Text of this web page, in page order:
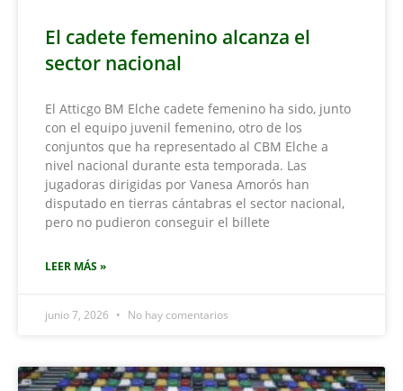
El cadete femenino alcanza el
sector nacional
El Atticgo BM Elche cadete femenino ha sido, junto
con el equipo juvenil femenino, otro de los
conjuntos que ha representado al CBM Elche a
nivel nacional durante esta temporada. Las
jugadoras dirigidas por Vanesa Amorós han
disputado en tierras cántabras el sector nacional,
pero no pudieron conseguir el billete
LEER MÁS »
junio 7, 2026 No hay comentarios